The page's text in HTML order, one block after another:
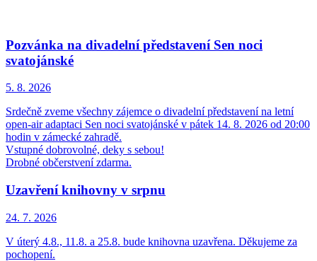
Pozvánka na divadelní představení Sen noci
svatojánské
5. 8. 2026
Srdečně zveme všechny zájemce o divadelní představení na letní
open-air adaptaci Sen noci svatojánské v pátek 14. 8. 2026 od 20:00
hodin v zámecké zahradě.
Vstupné dobrovolné, deky s sebou!
Drobné občerstvení zdarma.
Uzavření knihovny v srpnu
24. 7. 2026
V úterý 4.8., 11.8. a 25.8. bude knihovna uzavřena. Děkujeme za
pochopení.